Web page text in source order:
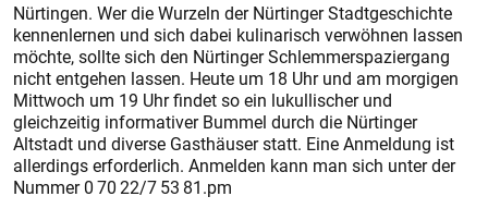
Nürtingen. Wer die Wurzeln der Nürtinger Stadtgeschichte
kennenlernen und sich dabei kulinarisch verwöhnen lassen
möchte, sollte sich den Nürtinger Schlemmerspaziergang
nicht entgehen lassen. Heute um 18 Uhr und am morgigen
Mittwoch um 19 Uhr findet so ein lukullischer und
gleichzeitig informativer Bummel durch die Nürtinger
Altstadt und diverse Gasthäuser statt. Eine Anmeldung ist
allerdings erforderlich. Anmelden kann man sich unter der
Nummer 0 70 22/7 53 81.pm